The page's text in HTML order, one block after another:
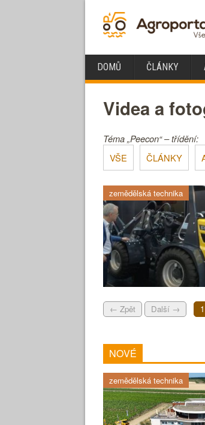
DOMŮ ČLÁNKY
Videa a
Téma „Peecon“ – třídění:
VŠE
ČLÁNKY
zemědělská technika
← Zpět Další → 1
NOVÉ
zemědělská technika